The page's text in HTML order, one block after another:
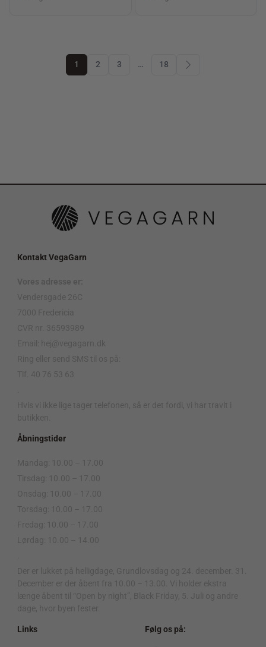
1 2 3 … 18
Kontakt VegaGarn
Vores adresse er:
Vendersgade 26C
7000 Fredericia
CVR nr. 36593989
Email: hej@vegagarn.dk
Ring eller send SMS til os på:
Tlf. 40 76 53 63
Hvis vi ikke lige tager telefonen, så er det fordi, vi har travlt i
butikken.
Åbningstider
Mandag: 10.00 – 17.00
Tirsdag: 10.00 – 17.00
Onsdag: 10.00 – 17.00
Torsdag: 10.00 – 17.00
Fredag: 10.00 – 17.00
Lørdag: 10.00 – 14.00
Der er lukket på helligdage, Grundlovsdag og 24. december. 31.
December er der åbent fra 10.00 – 13.00. Vi holder ekstra
længe åbent til “Open by night”, Black Friday, 5. Juli og andre
dage, hvor byen fester.
Links Følg os på: